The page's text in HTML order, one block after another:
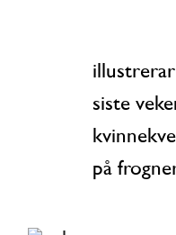
illustrerar dette med tre bra greier frå dei
siste
på